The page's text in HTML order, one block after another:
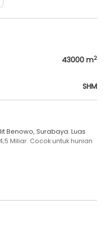
43000 m2
SHM
Benowo, Surabaya. Luas
Miliar. Cocok untuk hunian